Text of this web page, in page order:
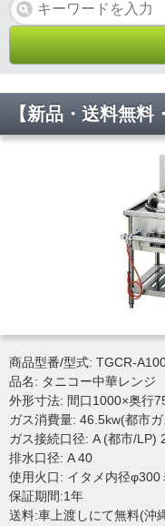
商品型番/型式: TGCR-
品名: タニコー中華レンジ
外形寸法: 間口1000×奥行
ガス消費量: 46.5kw(都市
ガス接続口径: A (都市/LP)
排水口径: A 40
使用火口: イタメ内径
保証期間:1年
送料:車上渡しにて無料(沖